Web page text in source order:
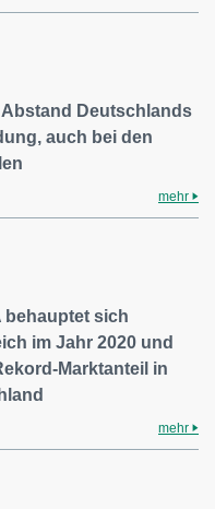
Deutschlands
auch bei den
mehr
behauptet sich
im Jahr 2020 und
Marktanteil in
mehr